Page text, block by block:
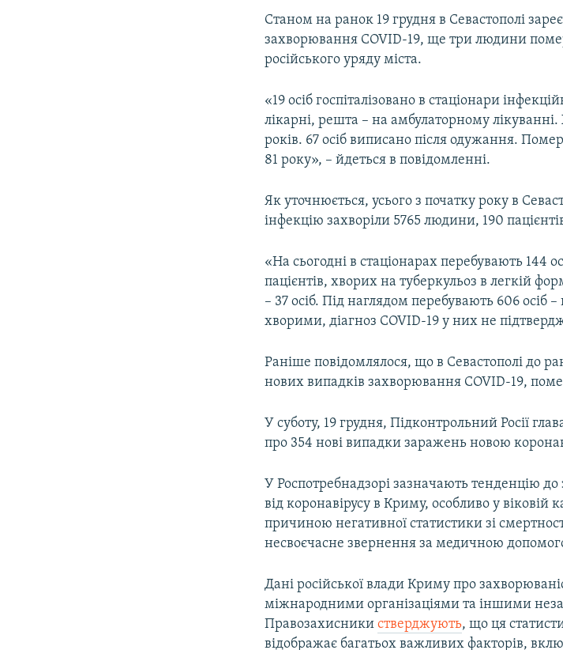
Станом на ранок 19 грудня в Севастополі
захворювання COVID-19, ще три людини
російського уряду міста.
«19 осіб госпіталізовано в стаціонари
лікарні, решта – на амбулаторному
років. 67 осіб виписано після одужання.
81 року», – йдеться в повідомленні.
Як уточнюється, усього з початку року в
інфекцію захворіли 5765 людини, 190
«На сьогодні в стаціонарах перебувають 144
пацієнтів, хворих на туберкульоз в легкій
– 37 осіб. Під наглядом перебувають 606 осіб
хворими, діагноз COVID-19 у них не
Раніше повідомлялося, що в Севастополі до
нових випадків захворювання COVID-19,
У суботу, 19 грудня, Підконтрольний Росії
про 354 нові випадки заражень новою
У Роспотребнадзорі зазначають тенденцію
від коронавірусу в Криму, особливо у віковій
причиною негативної статистики зі
несвоєчасне звернення за медичною
Дані російської влади Криму про
міжнародними організаціями та іншими
Правозахисникистверджують, що ця
відображає багатьох важливих факторів,